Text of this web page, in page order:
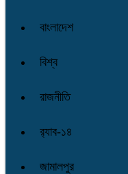
বাংলাদেশ
বিশ্ব
রাজনীতি
র‌্যাব-১৪
জামালপুর